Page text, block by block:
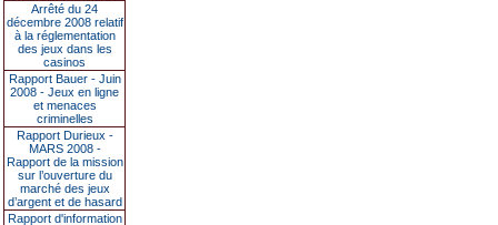
Arrêté du 24
décembre 2008 relatif
à la réglementation
des jeux dans les
casinos
Rapport Bauer - Juin
2008 - Jeux en ligne
et menaces
criminelles
Rapport Durieux -
MARS 2008 -
Rapport de la mission
sur l’ouverture du
marché des jeux
d’argent et de hasard
Rapport d'information